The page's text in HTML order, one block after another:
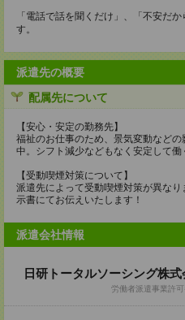
「電話で話を聞くだけ」、「不安だ
す。
派遣先の概要
配属先について
【安心・安定の勤務先】
福祉のお仕事のため、景気変動など
中。シフト減少などもなく安定して働
【受動喫煙対策について】
派遣先によって受動喫煙対策が異な
示書にてお伝えいたします！
派遣会社情報
日研トータルソーシング株
労働者派遣事業許